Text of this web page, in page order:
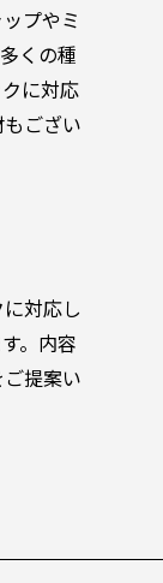
プやミ
くの種
に対応
ござい
対応し
。内容
提案い